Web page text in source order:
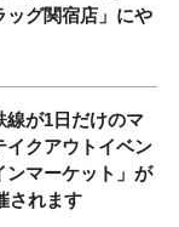
ッグ関宿店」にや
線が1日だけのマ
イクアウトイベン
ンマーケット」が
されます